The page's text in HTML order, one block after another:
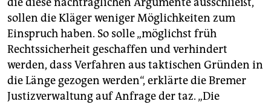
sollen die Kläger weniger Möglichkeiten zum
Einspruch haben. So solle „möglichst früh
Rechtssicherheit geschaffen und verhindert
werden, dass Verfahren aus taktischen Gründen in
die Länge gezogen werden“, erklärte die Bremer
Justizverwaltung auf Anfrage der taz. „Die